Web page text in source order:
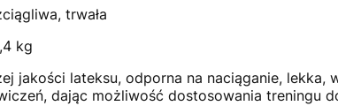
trwała
kg
jakości lateksu, odporna na naciąganie, lekka,
dając możliwość dostosowania treningu